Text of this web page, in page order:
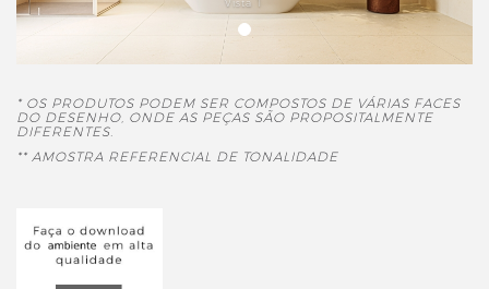
Vista 1
* OS PRODUTOS PODEM SER COMPOSTOS DE VÁRIAS FACES
DO DESENHO, ONDE AS PEÇAS SÃO PROPOSITALMENTE
DIFERENTES.
** AMOSTRA REFERENCIAL DE TONALIDADE